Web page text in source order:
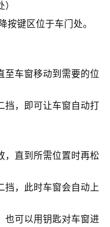
按键区位于车门处。
车窗移动到需要的位
，即可让车窗自动打
直到所需位置时再松
，此时车窗会自动上
也可以用钥匙对车窗进